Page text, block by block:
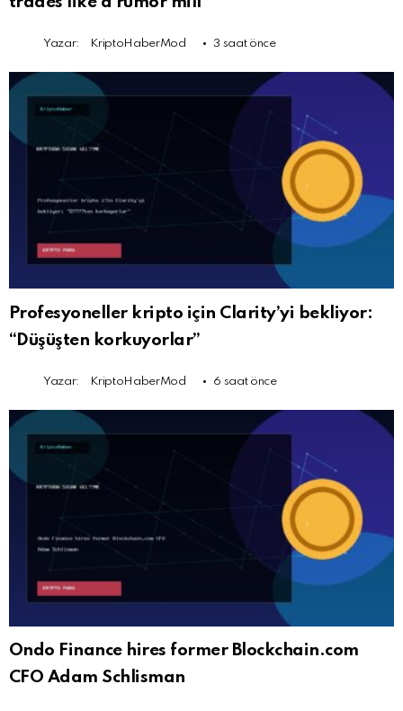
Yazar: KriptoHaberMod 3 saat önce
Profesyoneller kripto için Clarity’yi bekliyor:
“Düşüşten korkuyorlar”
Yazar: KriptoHaberMod 6 saat önce
Ondo Finance hires former Blockchain.com
CFO Adam Schlisman